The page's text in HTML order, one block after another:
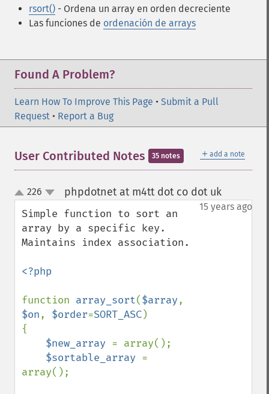
rsort() - Ordena un array en orden decreciente
Las funciones de ordenación de arrays
Found A Problem?
Learn How To Improve This Page • Submit a Pull
Request • Report a Bug
＋ add a note
User Contributed Notes 35 notes
up
down
226 phpdotnet at m4tt dot co dot uk¶
15 years ago
Simple function to sort an
array by a specific key.
Maintains index association.
<?php
function array_sort($array
$on, $order=SORT_ASC)
{
$new_array = array();
$sortable_array =
array();